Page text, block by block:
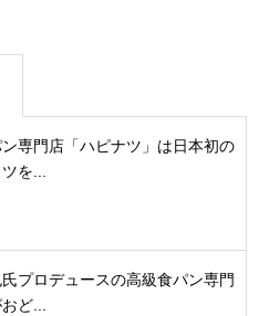
専門店「ハピナツ」は日本初の
を...
プロデュースの高級食パン専門
ど...